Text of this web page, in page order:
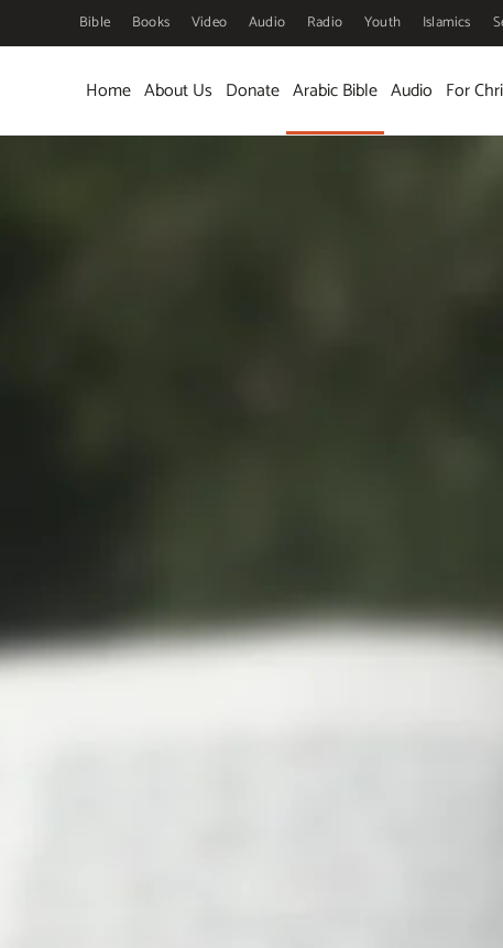
Skip to main content
Bible Books Video Audio Radio Youth Islamics
Home About Us Donate Arabic Bible Audio For